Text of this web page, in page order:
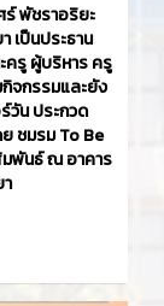
ร์ พัชราอริยะ
เป็นประธาน
ครู ผู้บริหาร ครู
จกรรมและยัง
วัน ประกวด
ชมรม To Be
มพันธ์ ณ อาคาร